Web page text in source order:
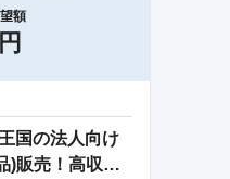
額
国の法人向け
販売！高収益×